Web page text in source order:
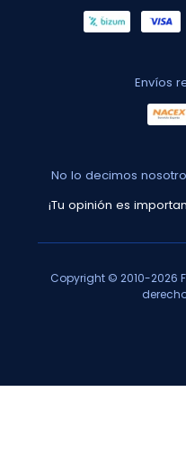
Envíos
No lo decimos
¡Tu opinión es
Copyright © 2010-2026